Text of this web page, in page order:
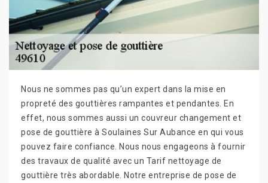
Nous ne sommes pas qu’un expert dans la mise en
propreté des gouttières rampantes et pendantes. En
effet, nous sommes aussi un couvreur changement et
pose de gouttière à Soulaines Sur Aubance en qui vous
pouvez faire confiance. Nous nous engageons à fournir
des travaux de qualité avec un Tarif nettoyage de
gouttière très abordable. Notre entreprise de pose de